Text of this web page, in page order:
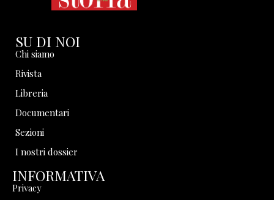
SU DI NOI
Chi siamo
Rivista
Libreria
Documentari
Sezioni
I nostri dossier
INFORMATIVA
Privacy